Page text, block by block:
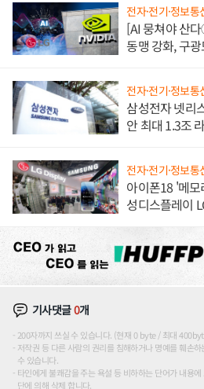
전자·전기·정보통
[AI 뭉쳐야 산
동맹 강화, 구광
전자·전기·정보통
삼성전자 넷리
안 최대 1.3조
전자·전기·정보통
아이폰18 '메
성디스플레이
기사댓글0개
200자까지 쓰실 수 있습니다. (현재 0 byte / 최대
저작권 등 다른 사람의 권리를 침해하거나 명예를 훼손
수 있습니다.
타인에게 불쾌감을 주는 욕설 등 비하하는 단어가 내용
단에 의해 삭제 합니다.